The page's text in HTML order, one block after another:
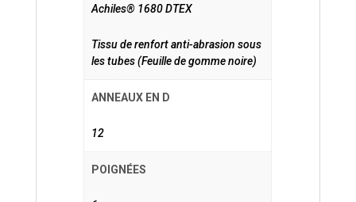
Achiles® 1680 DTEX
Tissu de renfort anti-abrasion sous
les tubes (Feuille de gomme noire)
ANNEAUX EN D
12
POIGNÉES